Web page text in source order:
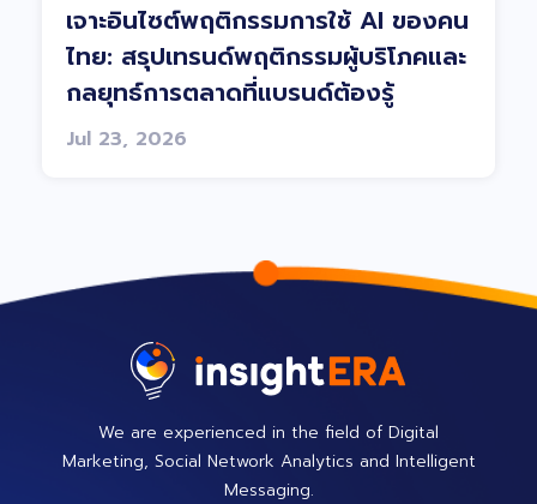
เจาะอินไซต์พฤติกรรมการใช้ AI ของคน
ไทย: สรุปเทรนด์พฤติกรรมผู้บริโภคและ
กลยุทธ์การตลาดที่แบรนด์ต้องรู้
Jul 23, 2026
We are experienced in the field of Digital
Marketing, Social Network Analytics and Intelligent
Messaging.